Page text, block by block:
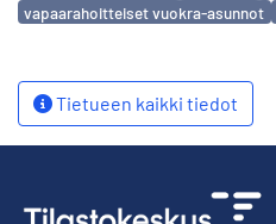
vapaarahoitteiset vuokra-asunnot
Tietueen kaikki tiedot